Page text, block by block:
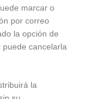
marcar o
por correo
la opción de
cancelarla
la